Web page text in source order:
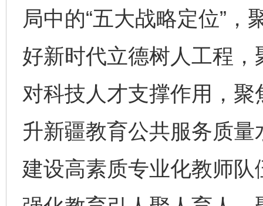
局中的“五大战略定位”
好新时代立德树人工程
对科技人才支撑作用，
升新疆教育公共服务质
建设高素质专业化教师队